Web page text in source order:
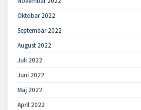
Oktobar 2022
Septembar 2022
August 2022
Juli 2022
Juni 2022
Maj 2022
April 2022